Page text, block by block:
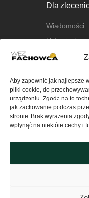
Aby zapewnić jak najlepsze
pliki cookie, do
urządzeniu. Zgoda na te
jak zachowanie podczas
stronie. Brak wyrażenia
wpłynąć na niektóre cechy i
Dla
Wiadomości
Ustawienia
O platformie
FAQ
Kontakt
Polityka